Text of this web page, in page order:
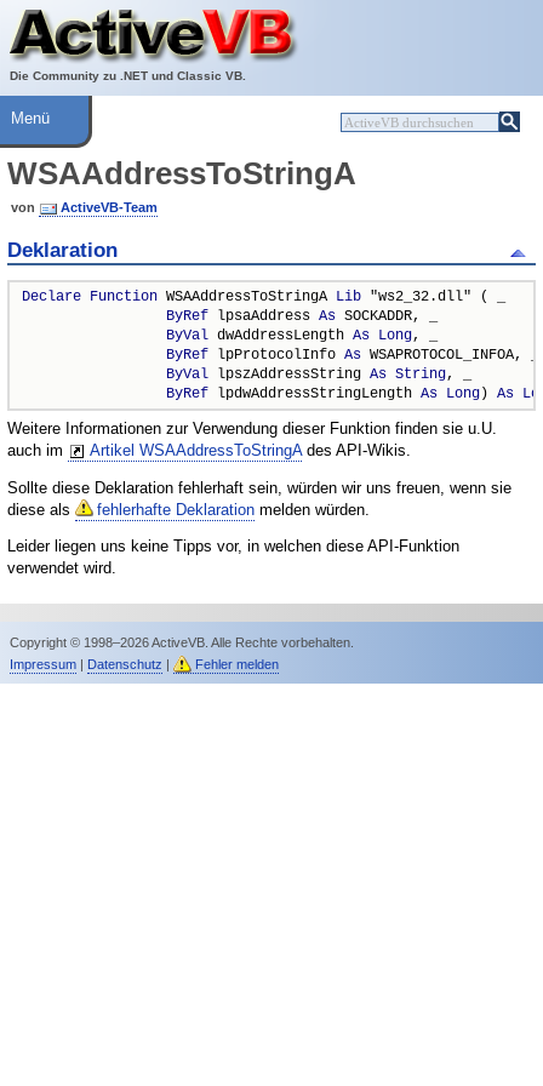
Die Community zu .NET und Classic VB.
Über ActiveVB
Hilfe
Menü
WSAAddressToStringA
von ActiveVB-Team
Deklaration
Declare Function WSAAddressToStringA Lib "ws2_32.dll" ( _
ByRef lpsaAddress As SOCKADDR, _
ByVal dwAddressLength As Long, _
ByRef lpProtocolInfo As WSAPROTOCOL_INFOA, _
ByVal lpszAddressString As String, _
ByRef lpdwAddressStringLength As Long) As
Weitere Informationen zur Verwendung dieser Funktion finden sie u.U.
auch im
Artikel WSAAddressToStringAdes API-Wikis.
Sollte diese Deklaration fehlerhaft sein, würden wir uns freuen, wenn sie
diese als
fehlerhafte Deklaration melden würden.
Leider liegen uns keine Tipps vor, in welchen diese API-Funktion
verwendet wird.
Copyright © 1998–2026 ActiveVB. Alle Rechte vorbehalten.
Impressum| Datenschutz | Fehler melden